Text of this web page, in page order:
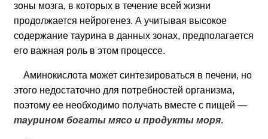
зоны мозга, в которых в течение всей жизни
продолжается нейрогенез. А учитывая высокое
содержание таурина в данных зонах, предполагается
его важная роль в этом процессе.
Аминокислота может синтезироваться в печени, но
этого недостаточно для потребностей организма,
поэтому ее необходимо получать вместе с пищей —
таурином богаты мясо и продукты моря.